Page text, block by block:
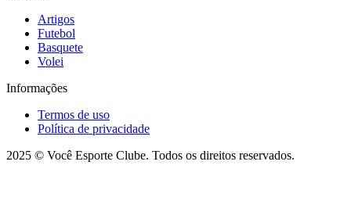
Artigos
Futebol
Basquete
Volei
Informações
Termos de uso
Política de privacidade
2025 © Você Esporte Clube. Todos os direitos reservados.